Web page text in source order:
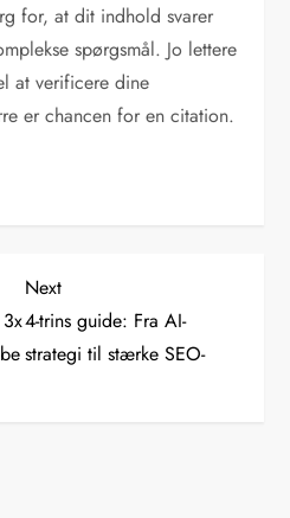
for, at dit indhold svarer
spørgsmål. Jo lettere
at verificere dine
er chancen for en citation.
Next
Post
Next
4-trins guide: Fra AI-
strategi til stærke SEO-